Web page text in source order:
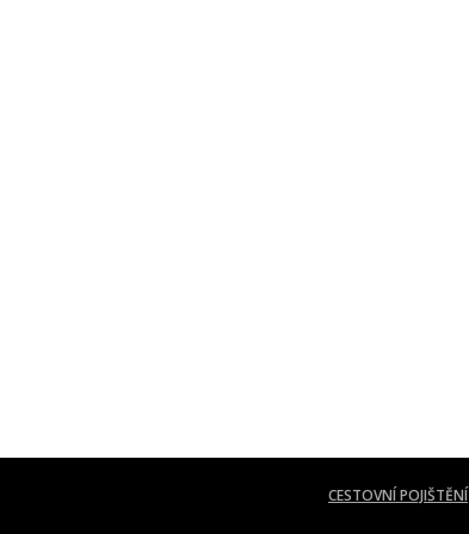
CESTOVNÍ POJIŠTĚNÍ